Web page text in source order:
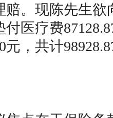
赔。现陈先生
付医疗费
元，共计